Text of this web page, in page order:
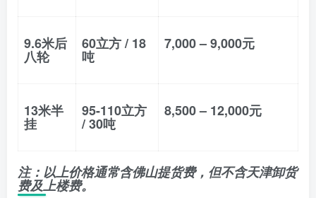
9.6米后
八轮
60立方 / 18
吨
7,000 – 9,000元
13米半
挂
95-110立方
/ 30吨
8,500 – 12,000元
注：以上价格通常含佛山提货费，但不含天津卸货
费及上楼费。